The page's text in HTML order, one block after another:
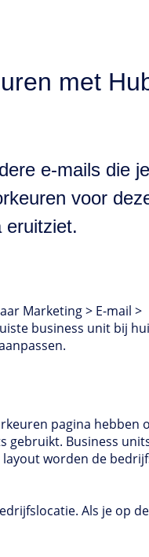
met
e-mails die
voor
eruitziet.
Marketing > E-mail >
business unit bij
pagina hebben
gebruikt. Business
worden de
Als je op